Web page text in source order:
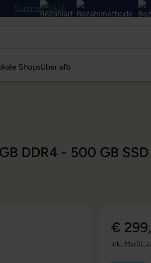
Summer SALE
ShopsÜber afb
DDR4 - 500 GB
€
inkl. MwSt.